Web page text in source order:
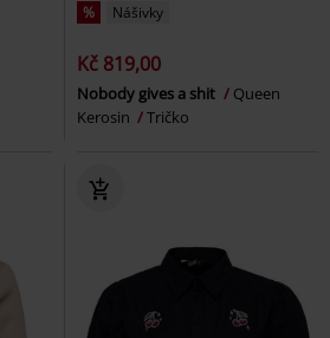
% Nášivky
Kč 819,00
Nobody gives a shit
Queen
Kerosin
Tričko